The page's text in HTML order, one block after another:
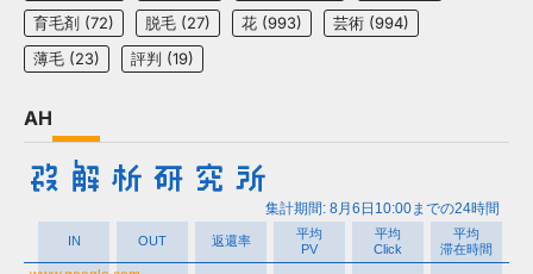
育毛剤 (72) 脱毛 (27) 花 (993) 芸術 (994)
薄毛 (23) 評判 (19)
AH